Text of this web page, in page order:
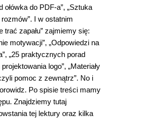
ołówka do PDF-a”, „Sztuka
I w ostatnim
trać zapału” zajmiemy się:
motywacji”, „Odpowiedzi na
„25 praktycznych porad
logo”, „Materiały
pomoc z zewnątrz”. No i
Po spisie treści mamy
Znajdziemy tutaj
tej lektury oraz kilka